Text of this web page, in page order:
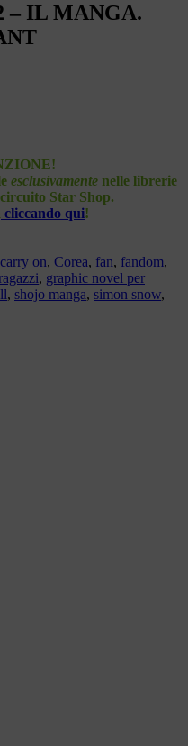
– IL MANGA.
esclusivamentenelle librerie
Star Shop.
cliccando qui!
carry on, Corea, fan, fandom,
, graphic novel per
, shojo manga, simon snow,